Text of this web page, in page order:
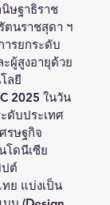
ษฐาธิราช
ตนราชสุดา ฯ
ารยกระดับ
ผู้สูงอายุด้วย
ลยี
2025 ในวัน
ดับประเทศ
รษฐกิจ
โดนีเซีย
ปต์
ย แบ่งเป็น